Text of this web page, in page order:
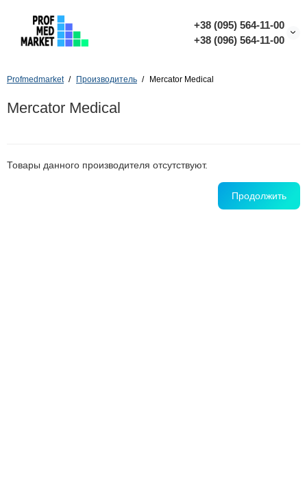
+38 (095) 564-11-00
+38 (096) 564-11-00
Profmedmarket Производитель Mercator Medical
Mercator Medical
Товары данного производителя отсутствуют.
Продолжить